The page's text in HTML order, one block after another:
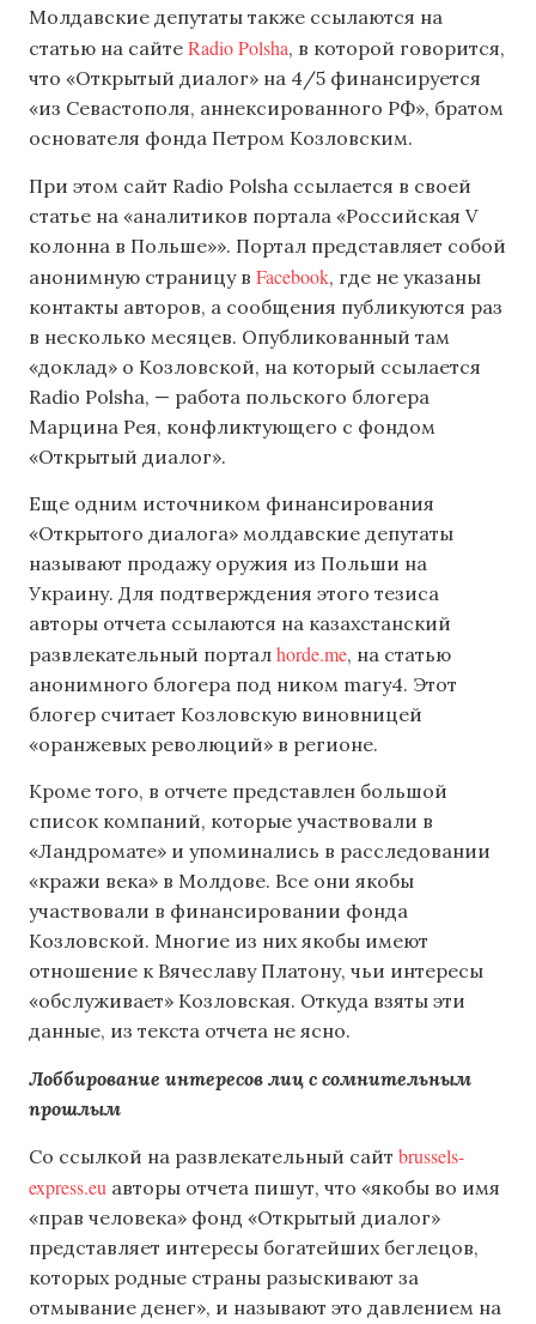
Молдавские депутаты также ссылаются на
статью на сайте Radio Polsha, в которой говорится,
что «Открытый диалог» на 4/5 финансируется
«из Севастополя, аннексированного РФ», братом
основателя фонда Петром Козловским.
При этом сайт Radio Polsha ссылается в своей
статье на «аналитиков портала «Российская V
колонна в Польше»». Портал представляет собой
анонимную страницу в Facebook, где не указаны
контакты авторов, а сообщения публикуются раз
в несколько месяцев. Опубликованный там
«доклад» о Козловской, на который ссылается
Radio Polsha, — работа польского блогера
Марцина Рея, конфликтующего с фондом
«Открытый диалог».
Еще одним источником финансирования
«Открытого диалога» молдавские депутаты
называют продажу оружия из Польши на
Украину. Для подтверждения этого тезиса
авторы отчета ссылаются на казахстанский
развлекательный портал horde.me, на статью
анонимного блогера под ником mary4. Этот
блогер считает Козловскую виновницей
«оранжевых революций» в регионе.
Кроме того, в отчете представлен большой
список компаний, которые участвовали в
«Ландромате» и упоминались в расследовании
«кражи века» в Молдове. Все они якобы
участвовали в финансировании фонда
Козловской. Многие из них якобы имеют
отношение к Вячеславу Платону, чьи интересы
«обслуживает» Козловская. Откуда взяты эти
данные, из текста отчета не ясно.
Лоббирование интересов лиц с сомнительным
прошлым
Со ссылкой на развлекательный сайт brussels-
express.eu авторы отчета пишут, что «якобы во имя
«прав человека» фонд «Открытый диалог»
представляет интересы богатейших беглецов,
которых родные страны разыскивают за
отмывание денег», и называют это давлением на